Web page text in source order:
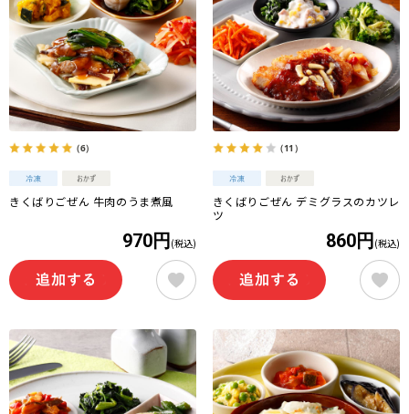
（6）
きくばりごぜん 牛肉のうま煮風
970円 (税込)
（11）
きくばりごぜん デミグラスのカツレ
ツ
860円 (税込)